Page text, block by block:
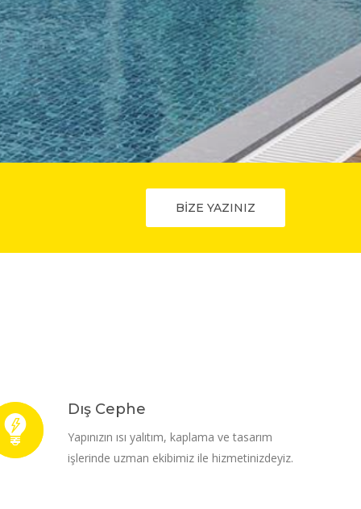
BİZE YAZINIZ
Dış Cephe
Yapınızın ısı yalıtım, kaplama ve tasarım
işlerinde uzman ekibimiz ile hizmetinizdeyiz.